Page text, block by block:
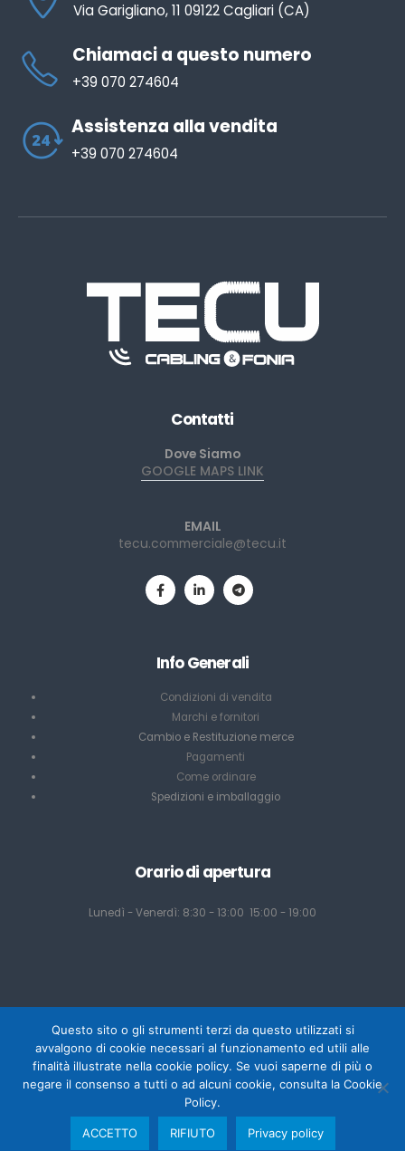
Via Garigliano, 11 09122 Cagliari (CA)
Chiamaci a questo numero
+39 070 274604
Assistenza alla vendita
+39 070 274604
Contatti
Dove Siamo
GOOGLE MAPS LINK
EMAIL
tecu.commerciale@tecu.it
Info Generali
Condizioni di vendita
Marchi e fornitori
Cambio e Restituzione merce
Pagamenti
Come ordinare
Spedizioni e imballaggio
Orario di apertura
Lunedì - Venerdì: 8:30 - 13:00 15:00 - 19:00
Powered by Mediacom Design - Antonio Palumbo
Copyright © Tecu srl 2025 - P.IVA 02800040921
Questo sito o gli strumenti terzi da questo utilizzati si
avvalgono di cookie necessari al funzionamento ed utili alle
finalità illustrate nella cookie policy. Se vuoi saperne di più o
negare il consenso a tutti o ad alcuni cookie, consulta la Cookie
Policy.
ACCETTO RIFIUTO Privacy policy